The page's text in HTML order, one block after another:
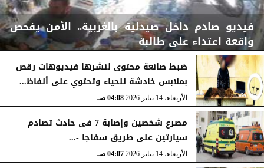
فيديو صادم داخل صيدلية بالغربية.. الأمن يفحص
واقعة اعتداء على طالبة
الأربعاء، 14 يناير 2026 04:08 صـ
ضبط صانعة محتوى لنشرها فيديوهات رقص
بملابس خادشة للحياء وتحتوي على ألفاظ...
الأربعاء، 14 يناير 2026 04:08 صـ
مصرع شخصين وإصابة 7 فى حادث تصادم
سيارتين على طريق سفاجا -...
الأربعاء، 14 يناير 2026 04:07 صـ